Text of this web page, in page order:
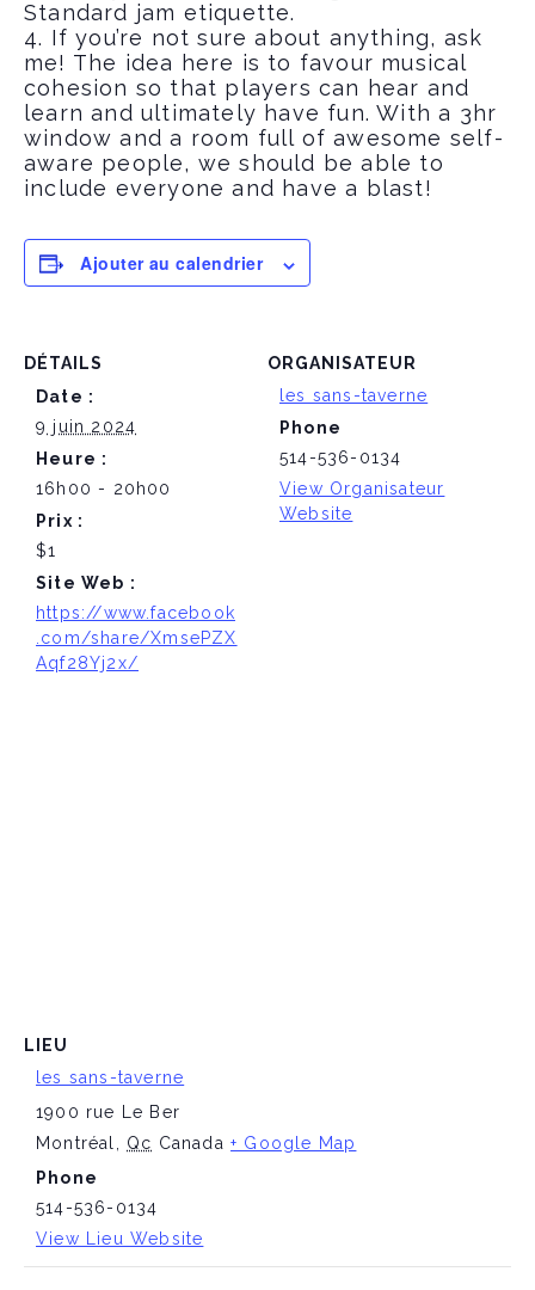
Standard jam etiquette.
4. If you’re not sure about anything, ask
me! The idea here is to favour musical
cohesion so that players can hear and
learn and ultimately have fun. With a 3hr
window and a room full of awesome self-
aware people, we should be able to
include everyone and have a blast!
Ajouter au calendrier
DÉTAILS
Date :
9 juin 2024
Heure :
16h00 - 20h00
Prix :
$1
Site Web :
https://www.facebook
.com/share/XmsePZX
Aqf28Yj2x/
ORGANISATEUR
les sans-taverne
Phone
514-536-0134
View Organisateur
Website
LIEU
les sans-taverne
1900 rue Le Ber
Montréal, Qc Canada + Google Map
Phone
514-536-0134
View Lieu Website